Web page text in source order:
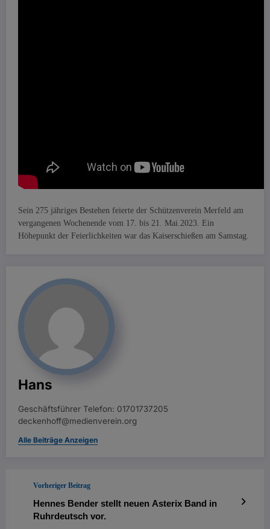
Sein 275 jähriges Bestehen feierte der Schützenverein Merfeld am
vergangenen Wochenende vom 17. bis 21. Mai.2023. Ein
Höhepunkt der Feierlichkeiten war das Kaiserschießen am Samstag.
Hans
Geschäftsführer Telefon: 01701737205
deckenhoff@medienverein.org
Alle Beiträge Anzeigen
Vorheriger Beitrag
Hennes Bender stellt neuen Asterix Band in
Ruhrdeutsch vor.